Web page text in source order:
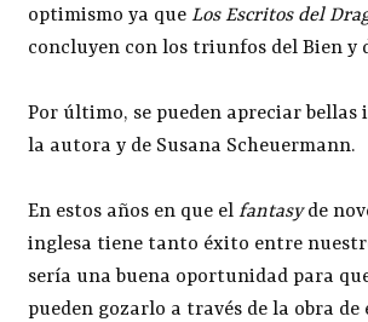
optimismo ya queLos Escritos del
concluyen con los triunfos del Bien y
Por último, se pueden apreciar bellas
la autora y de Susana Scheuermann.
En estos años en que elfantasyde
inglesa tiene tanto éxito entre
sería una buena oportunidad para
pueden gozarlo a través de la obra de